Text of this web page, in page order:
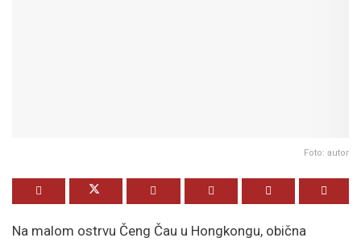
Foto: autor
Na malom ostrvu Čeng Čau u Hongkongu, obična